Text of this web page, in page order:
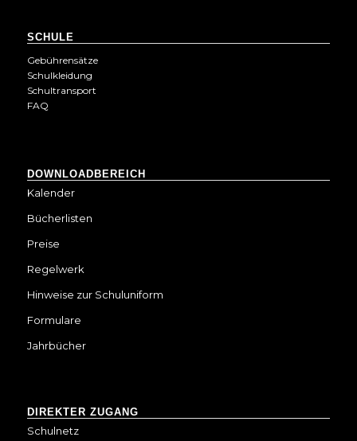
SCHULE
Gebührensätze
Schulkleidung
Schultransport
FAQ
DOWNLOADBEREICH
Kalender
Bücherlisten
Preise
Regelwerk
Hinweise zur Schuluniform
Formulare
Jahrbücher
DIREKTER ZUGANG
Schulnetz